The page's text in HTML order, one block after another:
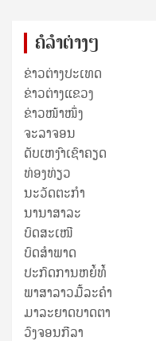
ຄໍລຳຕ່າງໆ
ຂ່າວຕ່າງປະເທດ
ຂ່າວ​ຕ່າງ​ແຂວງ
ຂ່າວໜ້າໜຶ່ງ
ຈະລາຈອນ
ດັບເຫງົາເຊົາຄຽດ
ທ່ອງທ່ຽວ
ນະວັດຕະກໍາ
ນານາສາລະ
ບົດສະເໜີ
ບົດສໍາພາດ
ປະກົດການຫຍໍ້ທໍ້
ພາສາລາວມື້ລະຄຳ
ມາລະຍາດບາດຕາ
ວົງຈອນກີລາ